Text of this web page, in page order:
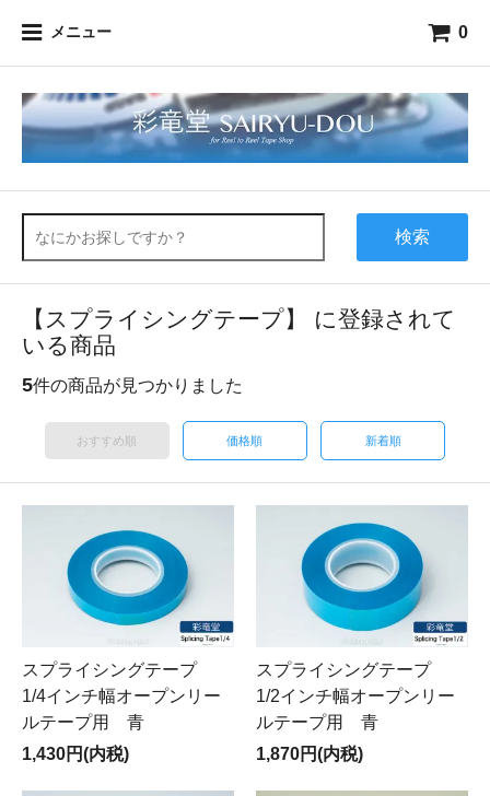
メニュー 0
検索
【スプライシングテープ】 に登録されて
いる商品
5件の商品が見つかりました
おすすめ順 価格順 新着順
スプライシングテープ
1/4インチ幅オープンリー
ルテープ用 青
1,430円(内税)
スプライシングテープ
1/2インチ幅オープンリー
ルテープ用 青
1,870円(内税)